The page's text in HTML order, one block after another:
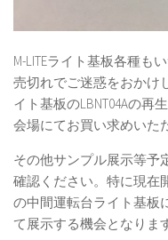
M-LITEライト基板各種も
売切れでご迷惑をおかけ
イト基板のLBNT04Aの再
会場にてお買い求めいた
その他サンプル展示等予
確認ください。特に現在
の中間運転台ライト基板
て展示する機会となりま